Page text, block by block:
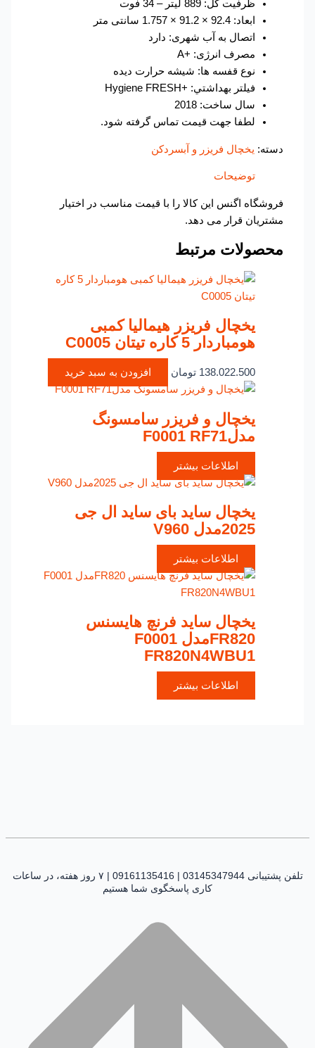
ظرفیت کل: 889 لیتر – 34 فوت
ابعاد: 92.4 × 91.2 × 1.757 سانتی متر
اتصال به آب شهری: دارد
مصرف انرژی: +A
نوع قفسه ها: شیشه حرارت دیده
فيلتر بهداشتي: +Hygiene FRESH
سال ساخت: 2018
لطفا جهت قیمت تماس گرفته شود.
یخچال فریزر و آبسردکن
توضیحات
فروشگاه اگنس این کالا را با قیمت مناسب در اختیار
مشتریان قرار می دهد.
محصولات مرتبط
یخچال فریزر هیمالیا کمبی
هومباردار 5 کاره تیتان C0005
138.022.500 تومان افزودن به سبد خرید
یخچال و فریزر سامسونگ
اطلاعات بیشتر
یخچال ساید بای ساید ال جی
2025مدل V960
اطلاعات بیشتر
یخچال ساید فرنچ هایسنس
FR820مدل F0001
FR820N4WBU1
اطلاعات بیشتر
تلفن پشتیبانی 03145347944 | 09161135416 | ۷ روز هفته، در ساعات
کاری پاسخگوی شما هستیم